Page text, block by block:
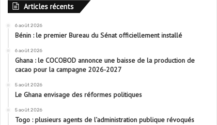
Articles récents
6 août 2026
Bénin : le premier Bureau du Sénat officiellement installé
6 août 2026
Ghana : le COCOBOD annonce une baisse de la production de
cacao pour la campagne 2026-2027
5 août 2026
Le Ghana envisage des réformes politiques
5 août 2026
Togo : plusieurs agents de l’administration publique révoqués